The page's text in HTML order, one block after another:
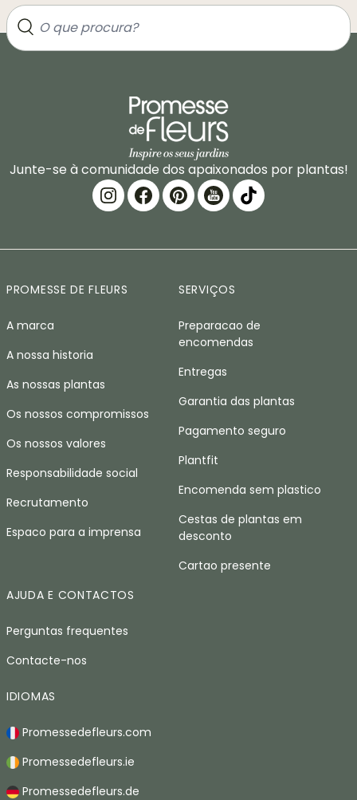
Junte-se à comunidade dos apaixonados por plantas!
PROMESSE DE FLEURS
A marca
A nossa historia
As nossas plantas
Os nossos compromissos
Os nossos valores
Responsabilidade social
Recrutamento
Espaco para a imprensa
SERVIÇOS
Preparacao de
encomendas
Entregas
Garantia das plantas
Pagamento seguro
Plantfit
Encomenda sem plastico
Cestas de plantas em
desconto
Cartao presente
AJUDA E CONTACTOS
Perguntas frequentes
Contacte-nos
IDIOMAS
Promessedefleurs.com
Promessedefleurs.ie
Promessedefleurs.de